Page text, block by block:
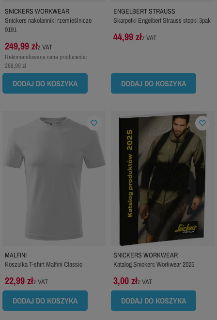
SNICKERS WORKWEAR
Snickers nakolanniki rzemieślnicze
9191
249,99 złz VAT
Rekomendowana cena producenta:
268,99 zł
DODAJ DO KOSZYKA
ENGELBERT STRAUSS
Skarpetki Engelbert Strauss stopki 3pak
44,99 złz VAT
DODAJ DO KOSZYKA
MALFINI
Koszulka T-shirt Malfini Classic
22,99 złz VAT
DODAJ DO KOSZYKA
favorite_border
SNICKERS WORKWEAR
Katalog Snickers Workwear 2025
3,00 złz VAT
DODAJ DO KOSZYKA
favorite_border